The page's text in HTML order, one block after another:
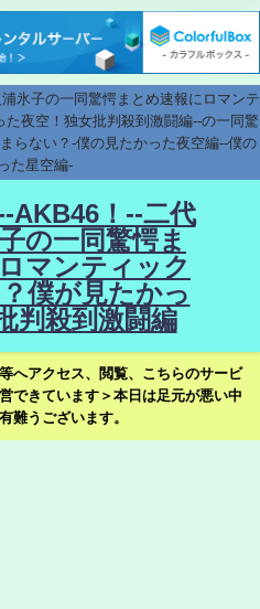
氷子の一同驚愕まとめ速報にロマンテ
た夜空！独女批判殺到激闘編--の一同驚
らない？-僕の見たかった夜空編--僕の
た星空編-
AKB46！--二代
の一同驚愕ま
マンティック
僕が見たかっ
判殺到激闘編
へアクセス、閲覧、こちらのサービ
できています＞本日は足元が悪い中
難うございます。